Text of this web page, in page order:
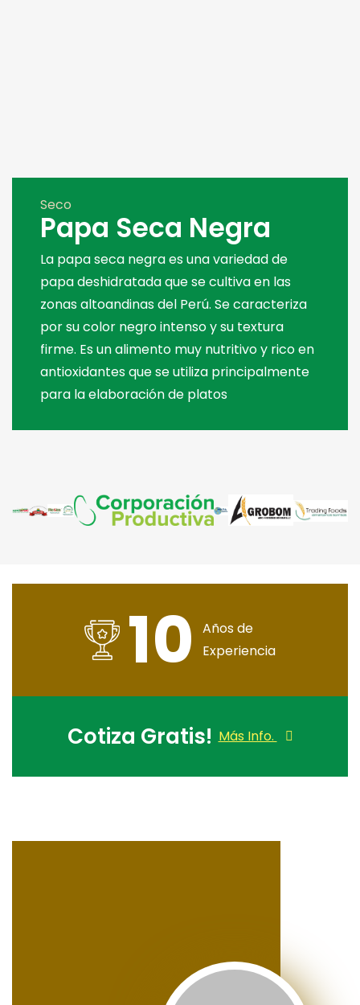
Seco
Papa Seca Negra
La papa seca negra es una variedad de
papa deshidratada que se cultiva en las
zonas altoandinas del Perú. Se caracteriza
por su color negro intenso y su textura
firme. Es un alimento muy nutritivo y rico en
antioxidantes que se utiliza principalmente
para la elaboración de platos
10
Años de
Experiencia
Cotiza Gratis! Más Info.